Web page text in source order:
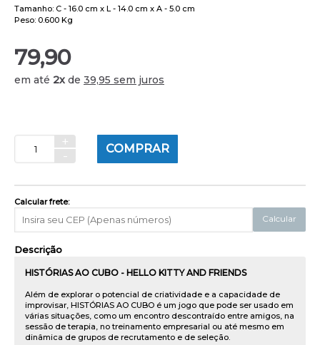
Tamanho: C - 16.0 cm x L - 14.0 cm x A - 5.0 cm
Peso: 0.600 Kg
79,90
em até 2x de 39,95 sem juros
+
-
COMPRAR
Calcular frete:
Calcular
Descrição
HISTÓRIAS AO CUBO - HELLO KITTY AND FRIENDS
Além de explorar o potencial de criatividade e a capacidade de
improvisar, HISTÓRIAS AO CUBO é um jogo que pode ser usado em
várias situações, como um encontro descontraído entre amigos, na
sessão de terapia, no treinamento empresarial ou até mesmo em
dinâmica de grupos de recrutamento e de seleção.